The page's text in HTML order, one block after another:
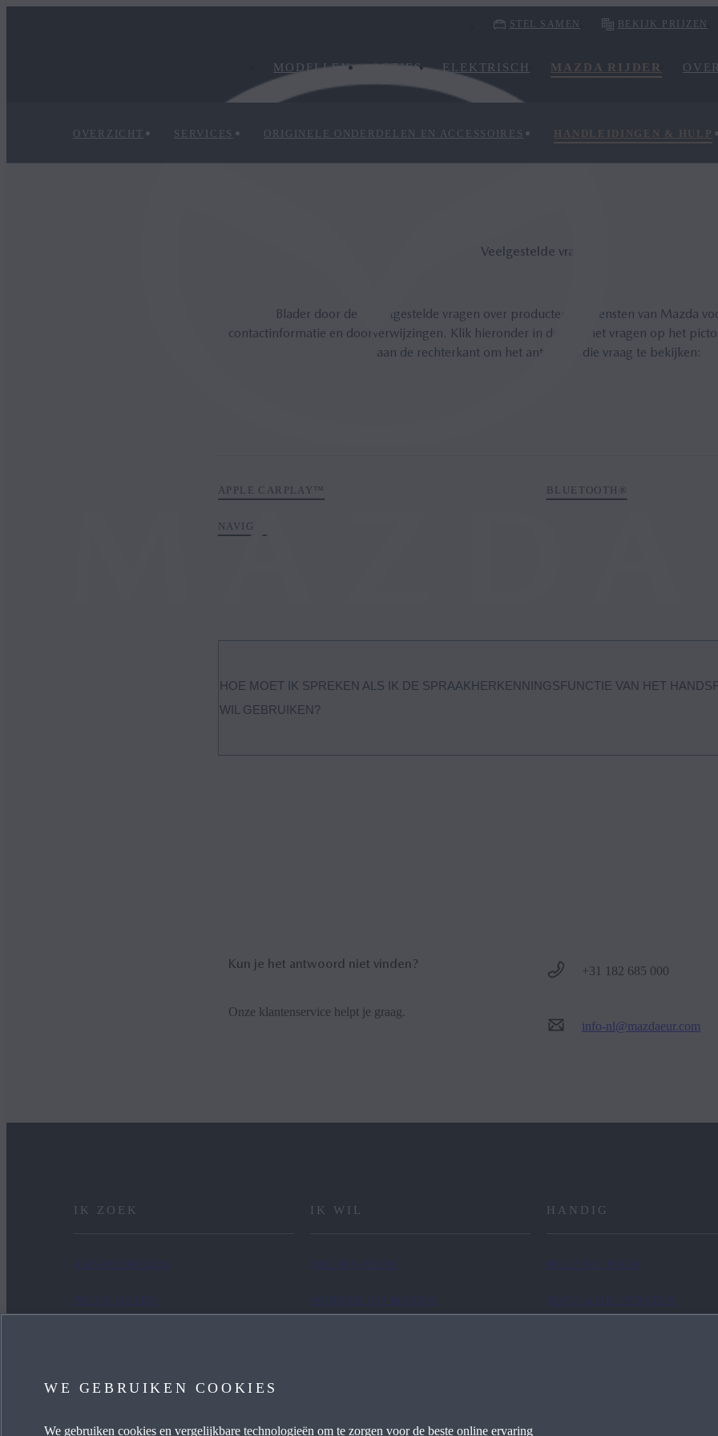
STEL SAMEN BEKIJK PRIJZEN
MODELLEN ACTIES ELEKTRISCH MAZDA RIJDER
OVERZICHT SERVICES ORIGINELE ONDERDELEN EN ACCESSOIRES HANDLEIDINGEN & HULP
Veelgestelde vragen
Blader door de meestgestelde vragen over producten en diensten van Mazda
contactinformatie en doorverwijzingen. Klik hieronder in de lijst met vragen op het
aan de rechterkant om het antwoord die vraag te bekijken:
APPLE CARPLAY™ BLUETOOTH®
NAVIGATIE
HOE MOET IK SPREKEN ALS IK DE SPRAAKHERKENNINGSFUNCTIE VAN HET
WIL GEBRUIKEN?
Kun je het antwoord niet vinden?
Onze klantenservice helpt je graag.
+31 182 685 000
info-nl@mazdaeur.com
IK ZOEK
AANBIEDINGEN
PRIJSLIJSTEN
IK WIL
NIEUWS/BLOG
WERKEN BIJ MAZDA
HANDIG
HULP BIJ PECH
NAVIGATIE UPDATEN
WE GEBRUIKEN COOKIES
We gebruiken cookies en vergelijkbare technologieën om te zorgen voor de beste online ervaring